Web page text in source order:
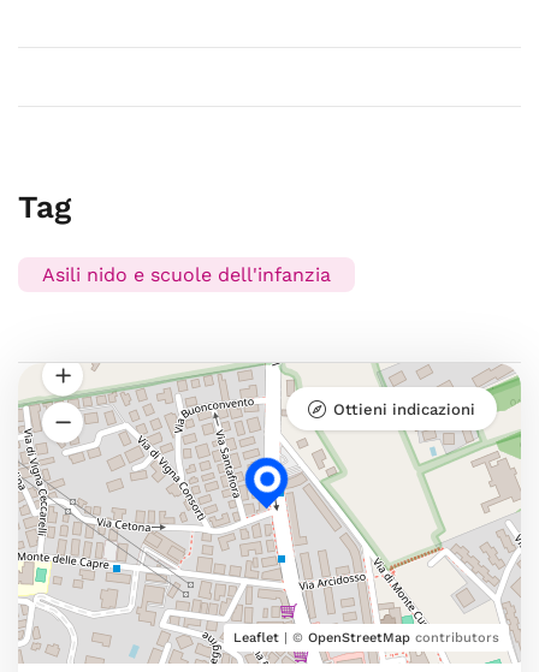
Tag
Asili nido e scuole dell'infanzia
Leaflet | © OpenStreetMap contributors
Ottieni indicazioni